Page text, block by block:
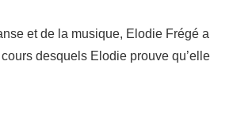
et de la musique, Elodie Frégé a
desquels Elodie prouve qu’elle